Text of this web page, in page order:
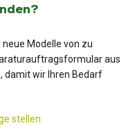
Modelle von zu
aus
damit wir Ihren Bedarf
stellen